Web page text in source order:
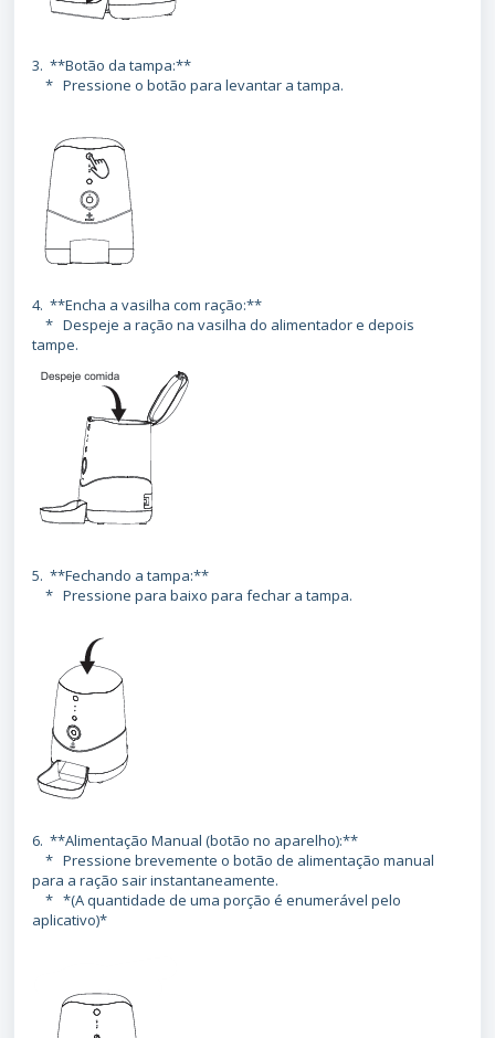
3. **Botão da tampa:**
* Pressione o botão para levantar a tampa.
4. **Encha a vasilha com ração:**
* Despeje a ração na vasilha do alimentador e depois
tampe.
5. **Fechando a tampa:**
* Pressione para baixo para fechar a tampa.
6. **Alimentação Manual (botão no aparelho):**
* Pressione brevemente o botão de alimentação manual
para a ração sair instantaneamente.
* *(A quantidade de uma porção é enumerável pelo
aplicativo)*